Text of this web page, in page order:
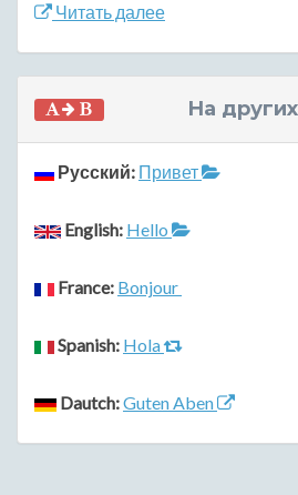
Читать далее
На
Русский: Привет
English: Hello
France: Bonjour
Spanish: Hola
Dautch:Guten Aben